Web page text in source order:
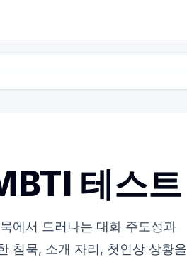
테스트
에서 드러나는 대화 주도성과
침묵, 소개 자리, 첫인상 상황을